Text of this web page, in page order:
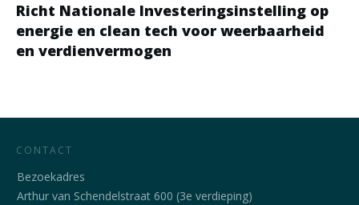
Richt Nationale Investeringsinstelling op
energie en clean tech voor weerbaarheid
en verdienvermogen
CONTACT
Bezoekadres
Arthur van Schendelstraat 600 (3e verdieping)